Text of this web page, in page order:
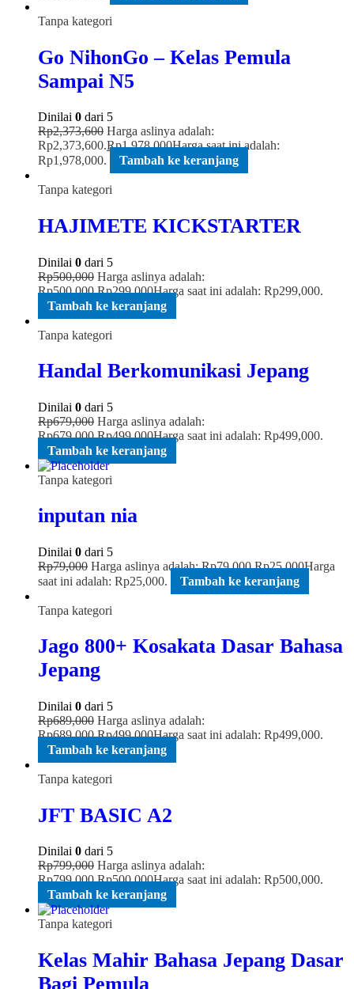
Tanpa kategori
Go NihonGo – Kelas Pemula
Sampai N5
Dinilai 0 dari 5
Rp2,373,600 Harga aslinya adalah:
Rp2,373,600.Rp1,978,000Harga saat ini adalah:
Rp1,978,000.
Tambah ke keranjang
Tanpa kategori
HAJIMETE KICKSTARTER
Dinilai 0 dari 5
Rp500,000 Harga aslinya adalah:
Rp500,000.Rp299,000Harga saat ini adalah: Rp299,000.
Tambah ke keranjang
Tanpa kategori
Handal Berkomunikasi Jepang
Dinilai 0 dari 5
Rp679,000 Harga aslinya adalah:
Rp679,000.Rp499,000Harga saat ini adalah: Rp499,000.
Tambah ke keranjang
Tanpa kategori
inputan nia
Dinilai 0 dari 5
Rp79,000 Harga aslinya adalah: Rp79,000.Rp25,000Harga
saat ini adalah: Rp25,000.
Tambah ke keranjang
Tanpa kategori
Jago 800+ Kosakata Dasar Bahasa
Jepang
Dinilai 0 dari 5
Rp689,000 Harga aslinya adalah:
Rp689,000.Rp499,000Harga saat ini adalah: Rp499,000.
Tambah ke keranjang
Tanpa kategori
JFT BASIC A2
Dinilai 0 dari 5
Rp799,000 Harga aslinya adalah:
Rp799,000.Rp500,000Harga saat ini adalah: Rp500,000.
Tambah ke keranjang
Tanpa kategori
Kelas Mahir Bahasa Jepang Dasar
Bagi Pemula